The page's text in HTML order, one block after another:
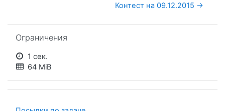
Контест на 09.12.2015 →
Ограничения
1 сек.
64 MiB